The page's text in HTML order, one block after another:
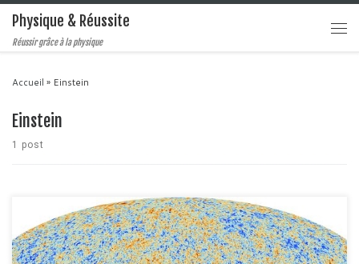
Physique & Réussite
Réussir grâce à la physique
Accueil » Einstein
Einstein
1 post